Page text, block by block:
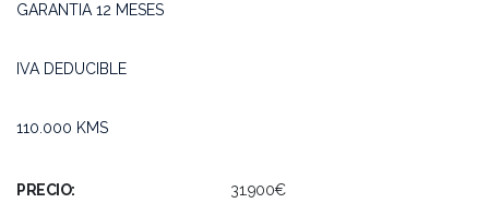
GARANTIA 12 MESES
IVA DEDUCIBLE
110.000 KMS
PRECIO: 31.900€